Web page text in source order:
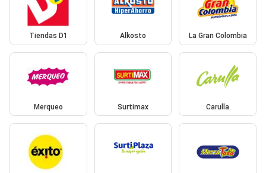
Tiendas D1 Alkosto La Gran Colombia
Merqueo Surtimax Carulla